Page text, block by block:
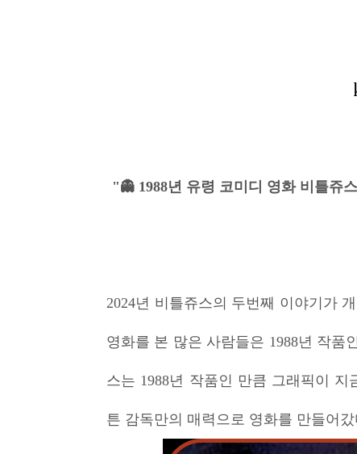
"👻 1988년 유령 코미디 영화 비틀쥬
2024년 비틀쥬스의 두번째 이야기가
영화를 본 많은 사람들은 1988년 작품
스는 1988년 작품인 만큼 그래픽이
튼 감독만의 매력으로 영화를 만들어갔